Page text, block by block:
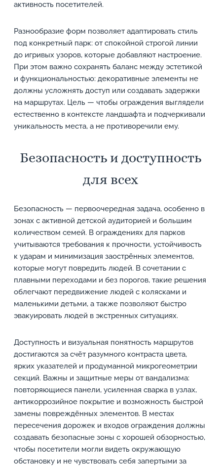
активность посетителей.
Разнообразие форм позволяет адаптировать стиль
под конкретный парк: от спокойной строгой линии
до игривых узоров, которые добавляют настроение.
При этом важно сохранять баланс между эстетикой
и функциональностью: декоративные элементы не
должны усложнять доступ или создавать задержки
на маршрутах. Цель — чтобы ограждения выглядели
естественно в контексте ландшафта и подчеркивали
уникальность места, а не противоречили ему.
Безопасность и доступность
для всех
Безопасность — первоочередная задача, особенно в
зонах с активной детской аудиторией и большим
количеством семей. В ограждениях для парков
учитываются требования к прочности, устойчивость
к ударам и минимизация заострённых элементов,
которые могут повредить людей. В сочетании с
плавными переходами и без порогов, такие решения
облегчают передвижение людей с колясками и
маленькими детьми, а также позволяют быстро
эвакуировать людей в экстренных ситуациях.
Доступность и визуальная понятность маршрутов
достигаются за счёт разумного контраста цвета,
ярких указателей и продуманной микрогеометрии
секций. Важны и защитные меры от вандализма:
повторяющиеся панели, усиленная сварка в узлах,
антикоррозийное покрытие и возможность быстрой
замены повреждённых элементов. В местах
пересечения дорожек и входов ограждения должны
создавать безопасные зоны с хорошей обзорностью,
чтобы посетители могли видеть окружающую
обстановку и не чувствовать себя запертыми за